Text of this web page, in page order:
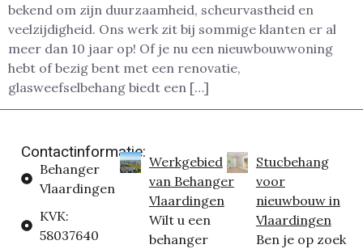
bekend om zijn duurzaamheid, scheurvastheid en
veelzijdigheid. Ons werk zit bij sommige klanten er al
meer dan 10 jaar op! Of je nu een nieuwbouwwoning
hebt of bezig bent met een renovatie,
glasweefselbehang biedt een […]
Contactinformatie:
Behanger
Vlaardingen
KVK:
58037640
Werkgebied
van Behanger
Vlaardingen
Wilt u een
behanger
Stucbehang
voor
nieuwbouw in
Vlaardingen
Ben je op zoek